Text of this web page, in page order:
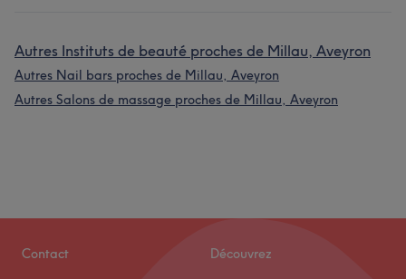
Autres Instituts de beauté proches de Millau, Aveyron
Autres Nail bars proches de Millau, Aveyron
Autres Salons de massage proches de Millau, Aveyron
Contact Découvrez